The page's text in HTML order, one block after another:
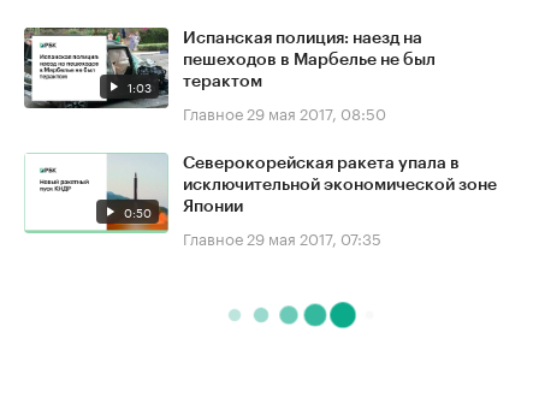
1:03
Испанская полиция: наезд на
пешеходов в Марбелье не был
терактом
Главное 29 мая 2017, 08:50
0:50
Северокорейская ракета упала в
исключительной экономической зоне
Японии
Главное 29 мая 2017, 07:35